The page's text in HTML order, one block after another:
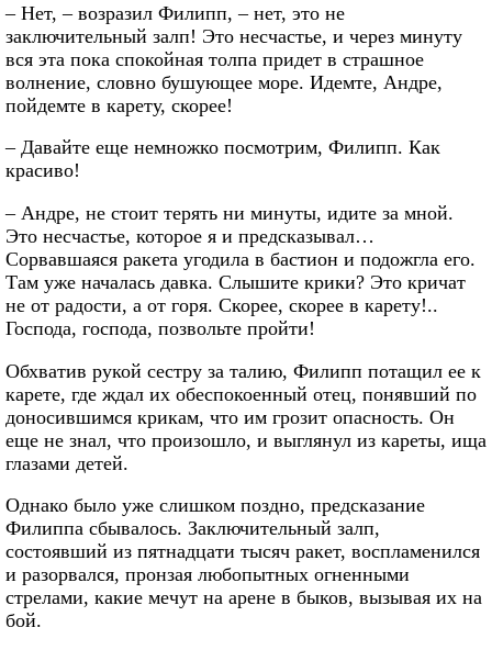
– Нет, – возразил Филипп, – нет, это не
заключительный залп! Это несчастье, и через минуту
вся эта пока спокойная толпа придет в страшное
волнение, словно бушующее море. Идемте, Андре,
пойдемте в карету, скорее!
– Давайте еще немножко посмотрим, Филипп. Как
красиво!
– Андре, не стоит терять ни минуты, идите за мной.
Это несчастье, которое я и предсказывал…
Сорвавшаяся ракета угодила в бастион и подожгла его.
Там уже началась давка. Слышите крики? Это кричат
не от радости, а от горя. Скорее, скорее в карету!..
Господа, господа, позвольте пройти!
Обхватив рукой сестру за талию, Филипп потащил ее к
карете, где ждал их обеспокоенный отец, понявший по
доносившимся крикам, что им грозит опасность. Он
еще не знал, что произошло, и выглянул из кареты, ища
глазами детей.
Однако было уже слишком поздно, предсказание
Филиппа сбывалось. Заключительный залп,
состоявший из пятнадцати тысяч ракет, воспламенился
и разорвался, пронзая любопытных огненными
стрелами, какие мечут на арене в быков, вызывая их на
бой.